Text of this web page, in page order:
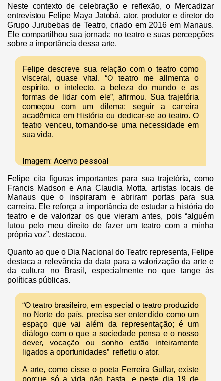
Neste contexto de celebração e reflexão, o Mercadizar
entrevistou Felipe Maya Jatobá, ator, produtor e diretor do
Grupo Jurubebas de Teatro, criado em 2016 em Manaus.
Ele compartilhou sua jornada no teatro e suas percepções
sobre a importância dessa arte.
Felipe descreve sua relação com o teatro como
visceral, quase vital. “O teatro me alimenta o
espírito, o intelecto, a beleza do mundo e as
formas de lidar com ele”, afirmou. Sua trajetória
começou com um dilema: seguir a carreira
acadêmica em História ou dedicar-se ao teatro. O
teatro venceu, tornando-se uma necessidade em
sua vida.
Imagem: Acervo pessoal
Felipe cita figuras importantes para sua trajetória, como
Francis Madson e Ana Claudia Motta, artistas locais de
Manaus que o inspiraram e abriram portas para sua
carreira. Ele reforça a importância de estudar a história do
teatro e de valorizar os que vieram antes, pois “alguém
lutou pelo meu direito de fazer um teatro com a minha
própria voz”, destacou.
Quanto ao que o Dia Nacional do Teatro representa, Felipe
destaca a relevância da data para a valorização da arte e
da cultura no Brasil, especialmente no que tange às
políticas públicas.
“O teatro brasileiro, em especial o teatro produzido
no Norte do país, precisa ser entendido como um
espaço que vai além da representação; é um
diálogo com o que a sociedade pensa e o nosso
dever, vocação ou sonho estão inteiramente
ligados a oportunidades”, refletiu o ator.
A arte, como disse o poeta Ferreira Gullar, existe
porque só a vida não basta, e neste dia 19 de